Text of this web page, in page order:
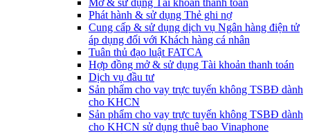
Mở & sử dụng Tài khoản thanh toán
Phát hành & sử dụng Thẻ ghi nợ
Cung cấp & sử dụng dịch vụ Ngân hàng điện tử
áp dụng đối với Khách hàng cá nhân
Tuân thủ đạo luật FATCA
Hợp đồng mở & sử dụng Tài khoản thanh toán
Dịch vụ đầu tư
Sản phẩm cho vay trực tuyến không TSBĐ dành
cho KHCN
Sản phẩm cho vay trực tuyến không TSBĐ dành
cho KHCN sử dụng thuê bao Vinaphone